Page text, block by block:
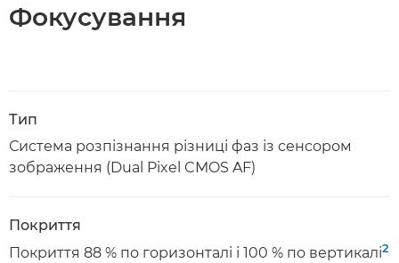
Фокусування
Тип
Система розпізнання різниці фаз із сенсором
зображення (Dual Pixel CMOS AF)
Покриття
Покриття 88 % по горизонталі і 100 % по вертикалі2